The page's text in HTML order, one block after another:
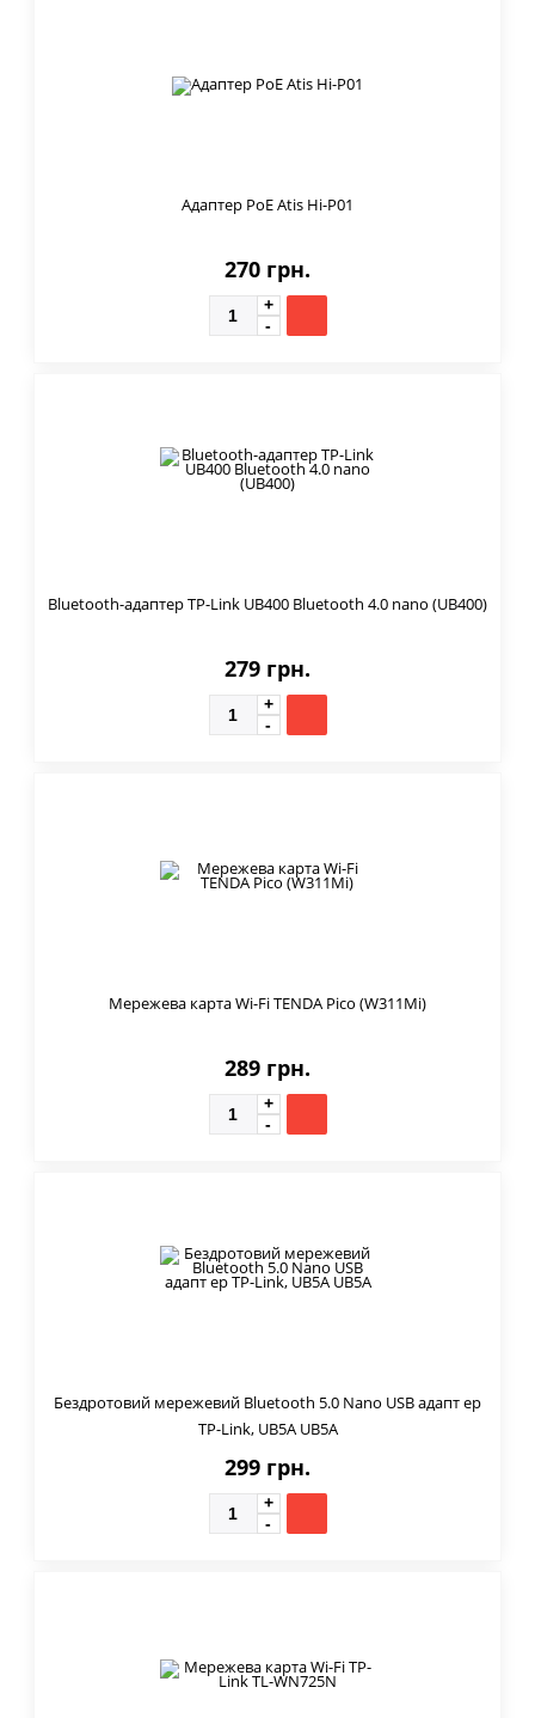
Адаптер PoE Atis Hi-P01
270 грн.
Bluetooth-адаптер TP-Link UB400 Bluetooth 4.0 nano (UB400)
279 грн.
Мережева карта Wi-Fi TENDA Pico (W311Mi)
289 грн.
Бездротовий мережевий Bluetooth 5.0 Nano USB адапт ер
TP-Link, UB5A UB5A
299 грн.